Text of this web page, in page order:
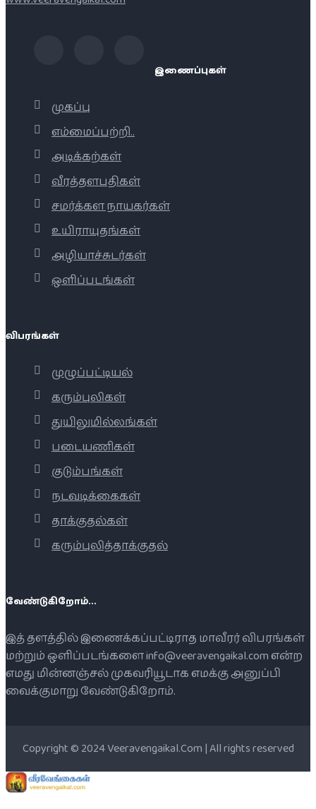
இணைப்புகள்
முகப்பு
எம்மைப்பற்றி..
அடிக்கற்கள்
வீரத்தளபதிகள்
சமர்க்கள நாயகர்கள்
உயிராயுதங்கள்
அழியாச்சுடர்கள்
ஒளிப்படங்கள்
விபரங்கள்
முழுப்பட்டியல்
கரும்புலிகள்
துயிலுமில்லங்கள்
படையணிகள்
குடும்பங்கள்
நடவடிக்கைகள்
தாக்குதல்கள்
கரும்புலித்தாக்குதல்
வேண்டுகிறோம்...
இத் தளத்தில் இணைக்கப்பட்டிராத மாவீரர் விபரங்கள்
மற்றும் ஒளிப்படங்களை info@veeravengaikal.com என்ற
எமது மின்னஞ்சல் முகவரியூடாக எமக்கு அனுப்பி
வைக்குமாறு வேண்டுகிறோம்.
Copyright © 2024 Veeravengaikal.Com | All rights reserved